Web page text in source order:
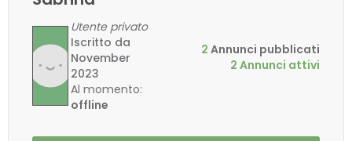
Utente privato
Iscritto da
November
2023
Al momento:
offline
2 Annunci pubblicati
2 Annunci attivi